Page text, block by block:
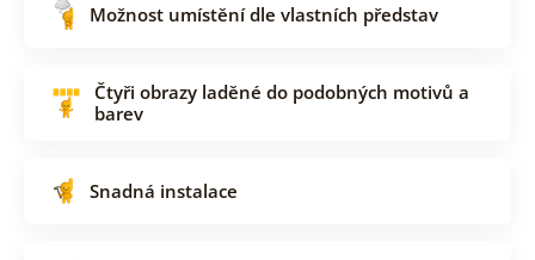
Možnost umístění dle vlastních představ
Čtyři obrazy laděné do podobných motivů a
barev
Snadná instalace